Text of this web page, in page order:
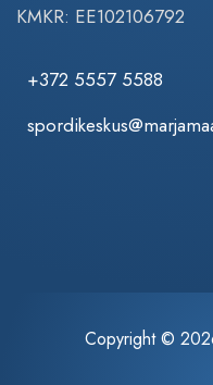
KMKR: EE102106792
+372 5557 5588
Copyright ©